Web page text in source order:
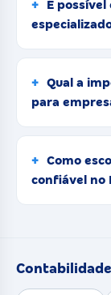
É
Qual a
para
Como
confiável no